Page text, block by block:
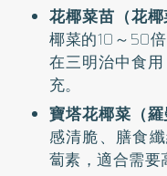
花椰菜苗（花
椰菜的10～50
在三明治中食
充。
寶塔花椰菜（
感清脆、膳食
蔔素，適合需要